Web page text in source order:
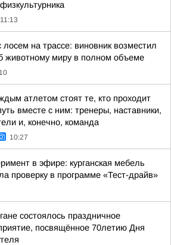
11:13
на трассе: виновник возместил
животному миру в полном объеме
атлетом стоят те, кто проходит
вместе с ним: тренеры, наставники,
и, конечно, команда
10:27
в эфире: курганская мебель
проверку в программе «Тест-драйв»
состоялось праздничное
посвящённое 70летию Дня